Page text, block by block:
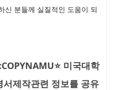
분들께 실질적인 도움이 되
미국대학
제작관련 정보를 공유